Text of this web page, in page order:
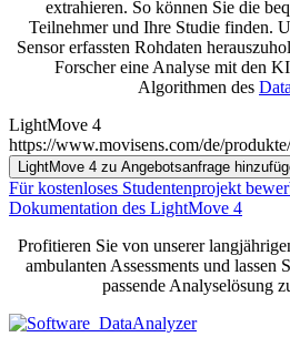
extrahieren. So können Sie die
Teilnehmer und Ihre Studie finden.
Sensor erfassten Rohdaten
Forscher eine Analyse mit den
Algorithmen des
LightMove 4
https://www.movisens.com/de/
LightMove 4 zu Angebotsanfrage
Für kostenloses Studentenprojekt
Dokumentation des LightMove 4
Profitieren Sie von unserer
ambulanten Assessments und lassen
passende Analyselösung